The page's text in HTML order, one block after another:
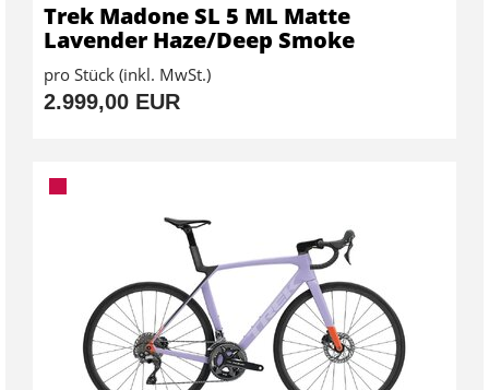
Trek Madone SL 5 ML Matte
Lavender Haze/Deep Smoke
pro Stück (inkl. MwSt.)
2.999,00 EUR